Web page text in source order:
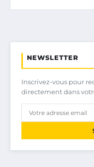
NEWSLETTER
Inscrivez-vous pour
directement dans